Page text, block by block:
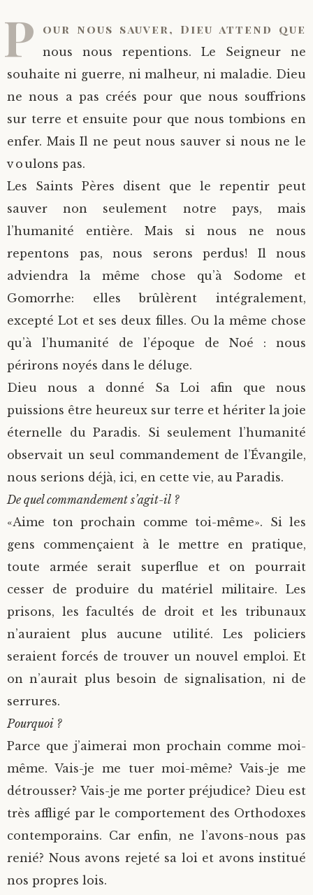
P our nous sauver, Dieu attend que
nous nous repentions. Le Seigneur ne
souhaite ni guerre, ni malheur, ni maladie. Dieu
ne nous a pas créés pour que nous souffrions
sur terre et ensuite pour que nous tombions en
enfer. Mais Il ne peut nous sauver si nous ne le
voulons pas.
Les Saints Pères disent que le repentir peut
sauver non seulement notre pays, mais
l’humanité entière. Mais si nous ne nous
repentons pas, nous serons perdus! Il nous
adviendra la même chose qu’à Sodome et
Gomorrhe: elles brûlèrent intégralement,
excepté Lot et ses deux filles. Ou la même chose
qu’à l’humanité de l’époque de Noé : nous
périrons noyés dans le déluge.
Dieu nous a donné Sa Loi afin que nous
puissions être heureux sur terre et hériter la joie
éternelle du Paradis. Si seulement l’humanité
observait un seul commandement de l’Évangile,
nous serions déjà, ici, en cette vie, au Paradis.
De quel commandement s’agit-il ?
«Aime ton prochain comme toi-même». Si les
gens commençaient à le mettre en pratique,
toute armée serait superflue et on pourrait
cesser de produire du matériel militaire. Les
prisons, les facultés de droit et les tribunaux
n’auraient plus aucune utilité. Les policiers
seraient forcés de trouver un nouvel emploi. Et
on n’aurait plus besoin de signalisation, ni de
serrures.
Pourquoi ?
Parce que j’aimerai mon prochain comme moi-
même. Vais-je me tuer moi-même? Vais-je me
détrousser? Vais-je me porter préjudice? Dieu est
très affligé par le comportement des Orthodoxes
contemporains. Car enfin, ne l’avons-nous pas
renié? Nous avons rejeté sa loi et avons institué
nos propres lois.